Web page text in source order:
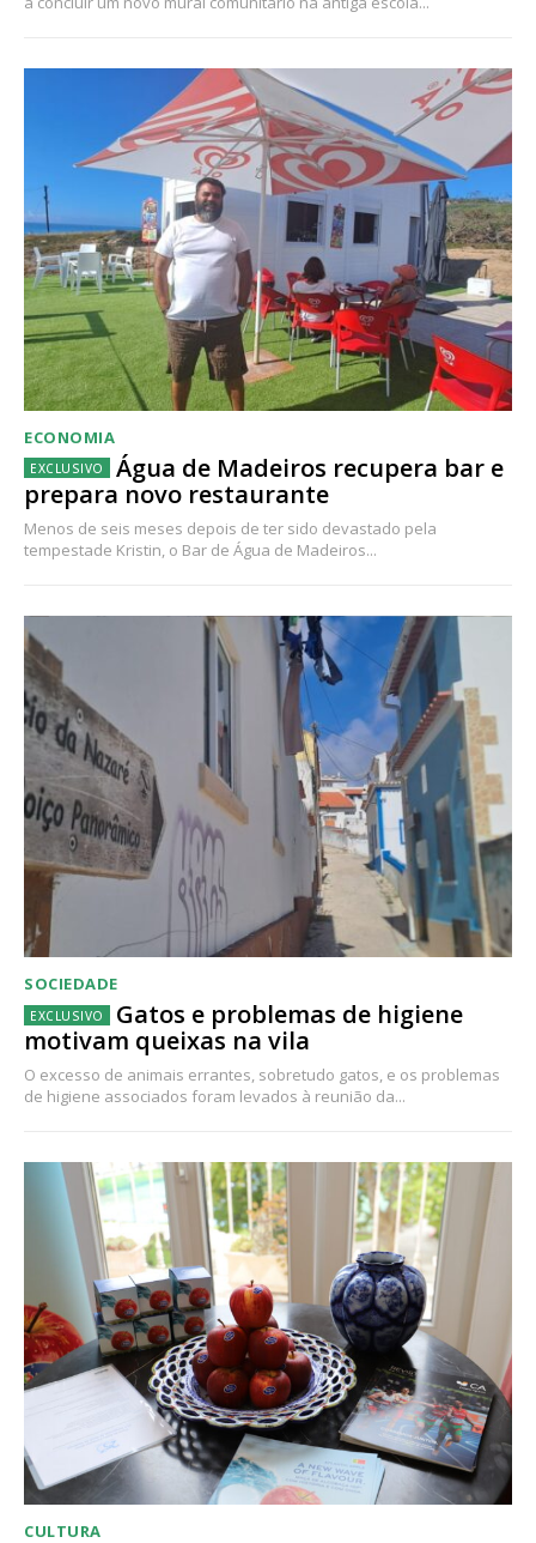
ECONOMIA
Água de Madeiros recupera bar e
prepara novo restaurante
Menos de seis meses depois de ter sido devastado pela
tempestade Kristin, o Bar de Água de Madeiros...
SOCIEDADE
Gatos e problemas de higiene
motivam queixas na vila
O excesso de animais errantes, sobretudo gatos, e os problemas
de higiene associados foram levados à reunião da...
CULTURA